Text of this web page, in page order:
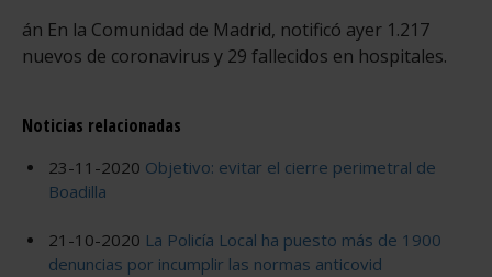
án En la Comunidad de Madrid, notificó ayer 1.217
nuevos de coronavirus y 29 fallecidos en hospitales.
Noticias relacionadas
23-11-2020 Objetivo: evitar el cierre perimetral de
Boadilla
21-10-2020 La Policía Local ha puesto más de 1900
denuncias por incumplir las normas anticovid